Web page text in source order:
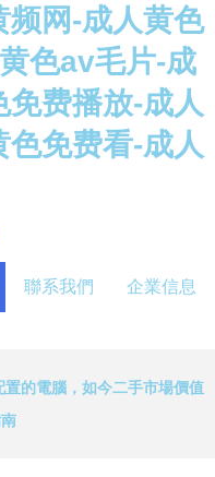
频网-成人黄色
色av毛片-成
免费播放-成人
免费看-成人
聯系我們 企業信息
置的電腦，如今二手市場價值